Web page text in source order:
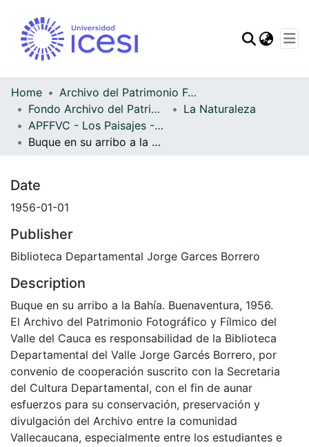
Home
Archivo del Patrimonio Fotográfico y Fílmico del Valle del Cauca
Fondo Archivo del Patrimonio Fotográfico y Fílmico del Valle del Cauca
La Naturaleza
APFFVC - Los Paisajes - Patrimonial
Buque en su arribo a la Bahía
Date
1956-01-01
Publisher
Biblioteca Departamental Jorge Garces Borrero
Description
Buque en su arribo a la Bahía. Buenaventura, 1956.
El Archivo del Patrimonio Fotográfico y Fílmico del
Valle del Cauca es responsabilidad de la Biblioteca
Departamental del Valle Jorge Garcés Borrero, por
convenio de cooperación suscrito con la Secretaria
del Cultura Departamental, con el fin de aunar
esfuerzos para su conservación, preservación y
divulgación del Archivo entre la comunidad
Vallecaucana, especialmente entre los estudiantes e